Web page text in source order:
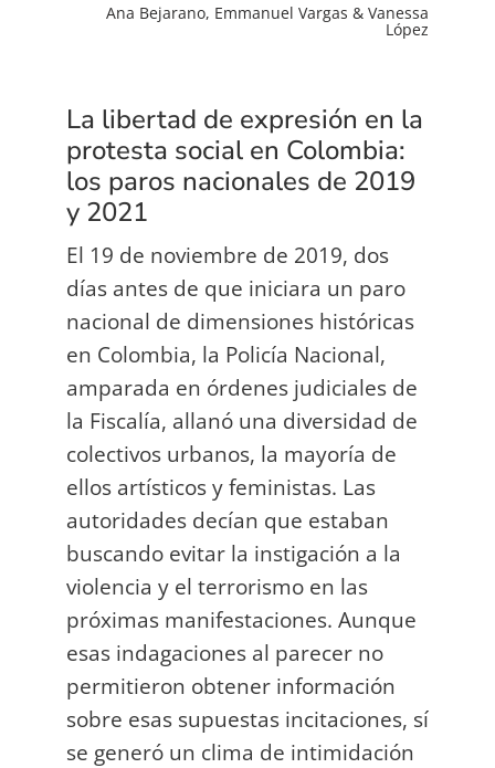
Ana Bejarano, Emmanuel Vargas & Vanessa
López
La libertad de expresión en la
protesta social en Colombia:
los paros nacionales de 2019
y 2021
El 19 de noviembre de 2019, dos
días antes de que iniciara un paro
nacional de dimensiones históricas
en Colombia, la Policía Nacional,
amparada en órdenes judiciales de
la Fiscalía, allanó una diversidad de
colectivos urbanos, la mayoría de
ellos artísticos y feministas. Las
autoridades decían que estaban
buscando evitar la instigación a la
violencia y el terrorismo en las
próximas manifestaciones. Aunque
esas indagaciones al parecer no
permitieron obtener información
sobre esas supuestas incitaciones, sí
se generó un clima de intimidación